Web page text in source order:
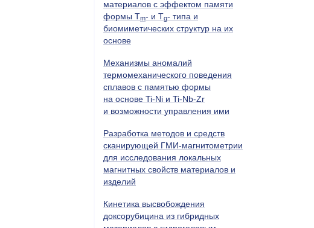
материалов с эффектом памяти
формы Tm- и Tg- типа и
биомиметических структур на их
основе
Механизмы аномалий
термомеханического поведения
сплавов с памятью формы
на основе Ti-Ni и Ti-Nb-Zr
и возможности управления ими
Разработка методов и средств
сканирующей ГМИ-магнитометрии
для исследования локальных
магнитных свойств материалов и
изделий
Кинетика высвобождения
доксорубицина из гибридных